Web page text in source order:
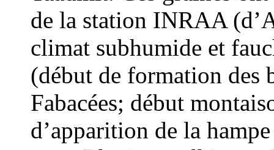
de la station INRAA
climat subhumide et
(début de formation des
Fabacées; début
d’apparition de la